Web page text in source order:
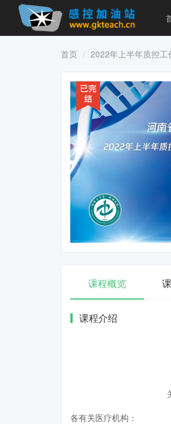
首页 2022年上半年质控
课程概览
课程介绍
各有关医疗机构：